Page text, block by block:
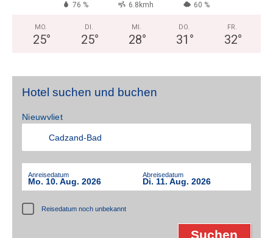
76 % 6.8kmh 60 %
MO.
25°
DI.
25°
MI.
28°
DO.
31 °
FR.
32°
Hotel suchen und buchen
Nieuwvliet
Anreisedatum
Mo. 10. Aug. 2026
Abreisedatum
Di. 11. Aug. 2026
Reisedatum noch unbekannt